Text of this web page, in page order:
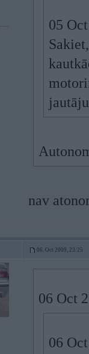
05
nav
06. Oct 2009, 23:25
06 Oct
06